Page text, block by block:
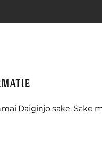
Daiginjo sake. Sake